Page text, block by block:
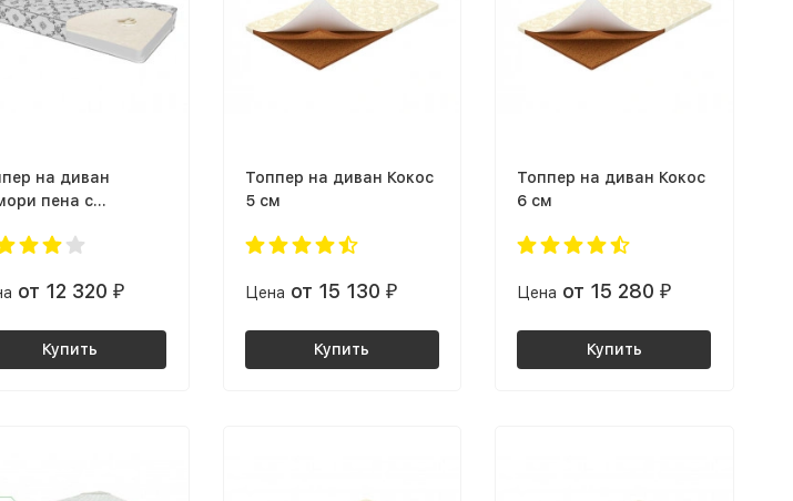
на диван
пена с
от 12 320 ₽
Купить
Топпер на диван Кокос
5 см
Цена от 15 130 ₽
Купить
Топпер на диван Кокос
6 см
Цена от 15 280 ₽
Купить